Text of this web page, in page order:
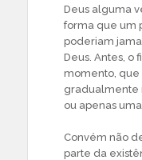
Deus alguma
forma que um
poderiam
Deus. Antes, o
momento, que
gradualmente
ou apenas
Convém não
parte da